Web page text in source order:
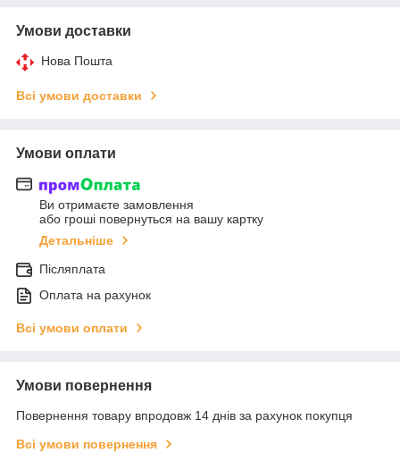
Умови доставки
Нова Пошта
Всі умови доставки
Умови оплати
Ви отримаєте замовлення
або гроші повернуться на вашу картку
Детальніше
Післяплата
Оплата на рахунок
Всі умови оплати
Умови повернення
Повернення товару впродовж 14 днів за рахунок покупця
Всі умови повернення